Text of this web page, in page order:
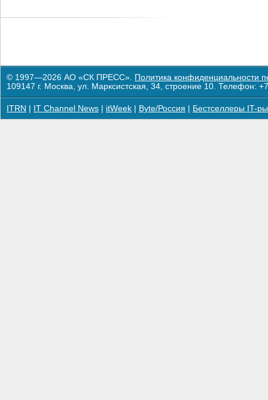
© 1997—2026 АО «СК ПРЕСС». Политика конфиденциальности
109147 г. Москва, ул. Марксистская, 34, строение 10. Телефон:
ITRN IT Channel News itWeek Byte/Россия Бестселлеры IT-